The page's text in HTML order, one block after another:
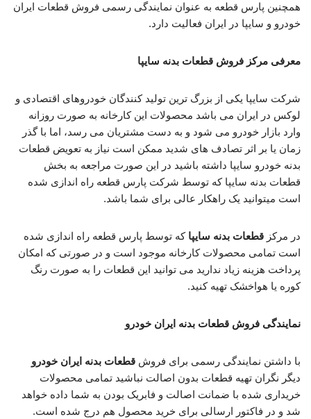
همچنین پارس قطعه به عنوان نمایندگی رسمی فروش قطعات ایران
خودرو و سایپا در ایران فعالیت دارد.
معرفی مرکز فروش قطعات بدنه سایپا
شرکت سایپا یکی از بزرگ ترین تولید کنندگان خودروهای اقتصادی و
لوکس در ایران می باشد محصولات این کارخانه به صورت روزانه
وارد بازار خودرو می شود و به دست مشتریان می رسد، اما با گذر
زمان یا بر اثر تصادف های شدید ممکن است نیاز به تعویض قطعات
بدنه خودرو سایپا داشته باشید در این صورت مراجعه به بخش
قطعات بدنه سایپا که توسط شرکت پارس قطعه راه اندازی شده
است میتوانید یک راهکار عالی برای شما باشد.
در مرکز قطعات بدنه سایپا که توسط پارس قطعه راه اندازی شده
است تمامی محصولات کارخانه موجود است و در صورتی که امکان
پرداخت هزینه زیاد ندارید می توانید این قطعات را به صورت رنگ
کوره یا هواخشک تهیه کنید.
نمایندگی فروش قطعات بدنه ایران خودرو
با داشتن نمایندگی رسمی برای فروش قطعات بدنه ایران خودرو
دیگر نگران تهیه قطعات بدون اصالت نباشید تمامی محصولات
خریداری شده با ضمانت اصالت و فابریک بودن به شما داده خواهد
شد و در فاکتور ارسالی برای خرید محصول هم درج شده است.